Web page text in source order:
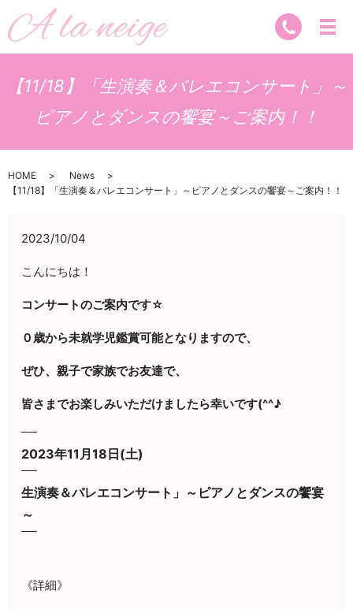
【11/18】「生演奏＆バレエコンサート」～
ピアノとダンスの饗宴～ご案内！！
HOME
News
【11/18】「生演奏＆バレエコンサート」～ピアノとダンスの饗宴～ご案内！！
2023/10/04
こんにちは！
コンサートのご案内です☆
０歳から未就学児鑑賞可能となりますので、
ぜひ、親子で家族でお友達で、
皆さまでお楽しみいただけましたら幸いです(^^♪
2023年11月18日(土)
生演奏＆バレエコンサート」～ピアノとダンスの饗宴
～
《詳細》